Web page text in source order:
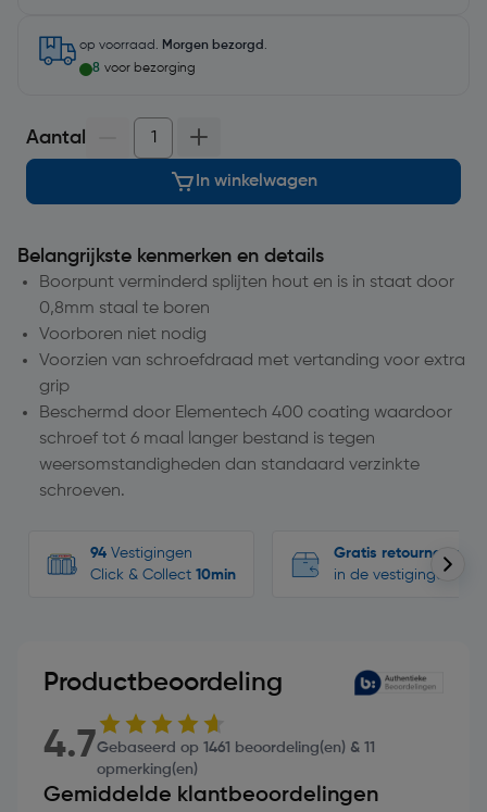
op voorraad. Morgen bezorgd .
8 voor bezorging
Aantal
In winkelwagen
Belangrijkste kenmerken en details
Boorpunt verminderd splijten hout en is in staat door
0,8mm staal te boren
Voorboren niet nodig
Voorzien van schroefdraad met vertanding voor extra
grip
Beschermd door Elementech 400 coating waardoor
schroef tot 6 maal langer bestand is tegen
weersomstandigheden dan standaard verzinkte
schroeven.
94 Vestigingen
Click & Collect 10min
Gratis retourneren
in de vestigingen
Productbeoordeling
4.7Gebaseerd op 1461 beoordeling(en) & 11
opmerking(en)
Gemiddelde klantbeoordelingen